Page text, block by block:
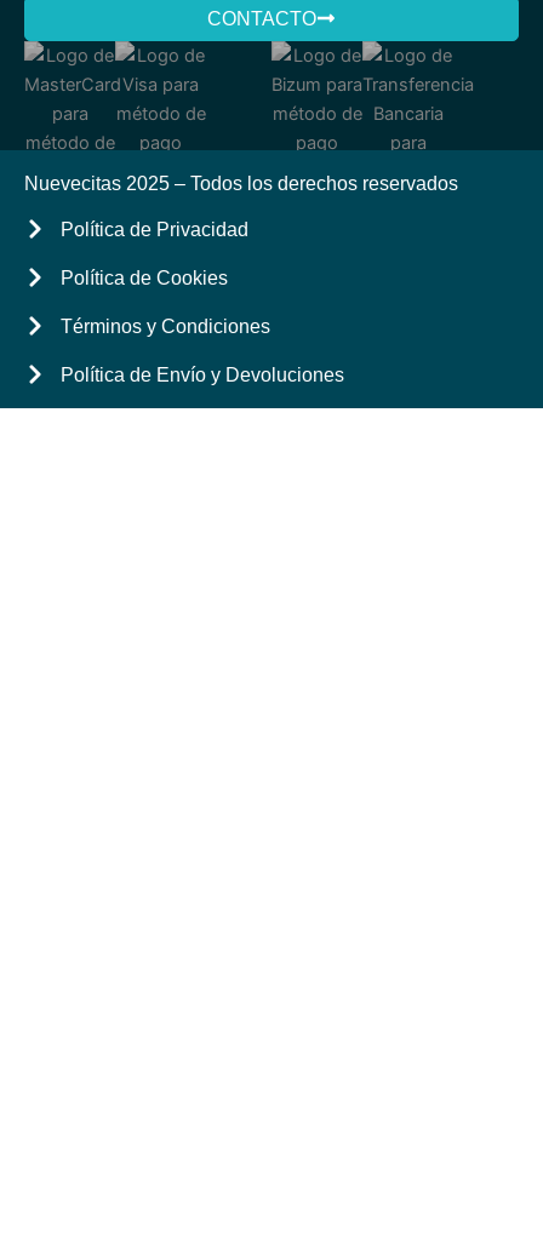
CONTACTO
Nuevecitas 2025 – Todos los derechos reservados
Política de Privacidad
Política de Cookies
Términos y Condiciones
Política de Envío y Devoluciones